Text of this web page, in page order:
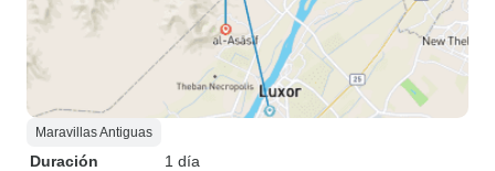
Maravillas Antiguas
Duración
1 día